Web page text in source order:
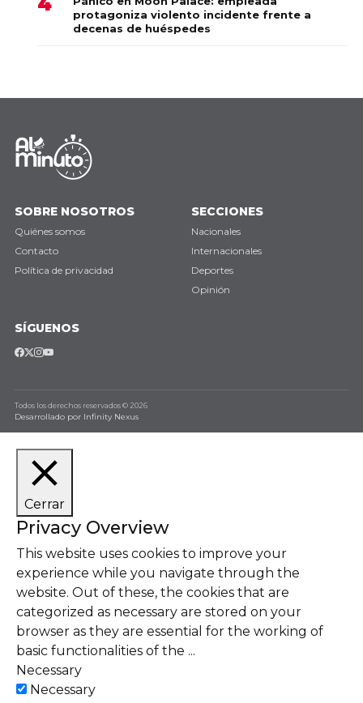
protagoniza violento incidente frente a
decenas de huéspedes
SOBRE NOSOTROS
Quiénes somos
Contacto
Política de privacidad
SECCIONES
Nacionales
Internacionales
Deportes
Opinión
SÍGUENOS
Todos los derechos reservados © 2026
Desarrollado por Infinity Nexus
Cerrar
Privacy Overview
This website uses cookies to improve your
experience while you navigate through the
website. Out of these, the cookies that are
categorized as necessary are stored on your
browser as they are essential for the working of
basic functionalities of the ...
Necessary
Necessary